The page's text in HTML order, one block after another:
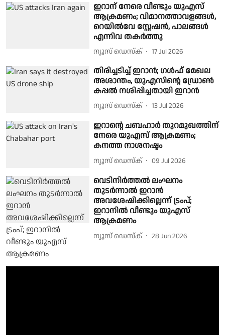
ഇറാന് നേരെ വീണ്ടും യുഎസ്
ആക്രമണം; വിമാനത്താവളങ്ങൾ,
റെയിൽവേ സ്റ്റേഷൻ, പാലങ്ങൾ
എന്നിവ തകർത്തു
ന്യൂസ് ഡെസ്ക് 17 Jul 2026
തിരിച്ചടിച്ച് ഇറാൻ; ഗൾഫ് മേഖല
അശാന്തം, യുഎസിൻ്റെ ഡ്രോൺ
കപ്പൽ നശിപ്പിച്ചതായി ഇറാൻ
ന്യൂസ് ഡെസ്ക് 13 Jul 2026
ഇറാൻ്റെ ചബഹാർ തുറമുഖത്തിന്
നേരെ യുഎസ് ആക്രമണം;
കനത്ത നാശനഷ്ടം
ന്യൂസ് ഡെസ്ക് 09 Jul 2026
വെടിനിര്‍ത്തല്‍ ലംഘനം
തുടര്‍ന്നാല്‍ ഇറാന്‍
അവശേഷിക്കില്ലെന്ന് ട്രംപ്;
ഇറാനില്‍ വീണ്ടും യുഎസ്
ആക്രമണം
ന്യൂസ് ഡെസ്ക് 28 Jun 2026